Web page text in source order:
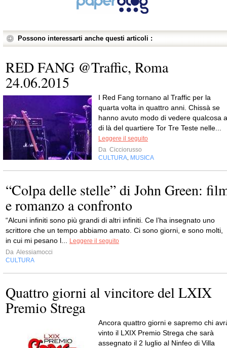
Possono interessarti anche questi articoli :
RED FANG @Traffic, Roma
24.06.2015
I Red Fang tornano al Traffic per la
quarta volta in quattro anni. Chissà se
hanno avuto modo di vedere qualcosa
di là del quartiere Tor Tre Teste nelle...
Leggere il seguito
Da Cicciorusso
CULTURA MUSICA
“Colpa delle stelle” di John Green:
e romanzo a confronto
“Alcuni infiniti sono più grandi di altri infiniti. Ce l’ha insegnato uno
scrittore che un tempo abbiamo amato. Ci sono giorni, e sono molti,
in cui mi pesano l...
Leggere il seguito
Da Alessiamocci
CULTURA
Quattro giorni al vincitore del LXIX
Premio Strega
Ancora quattro giorni e sapremo chi
vinto il LXIX Premio Strega che sarà
assegnato il 2 luglio al Ninfeo di Villa